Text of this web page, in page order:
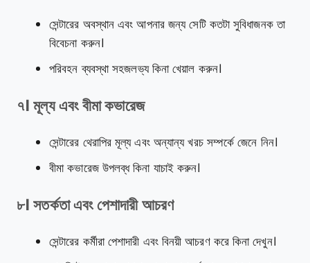
সেন্টারের অবস্থান এবং আপনার জন্য সেটি কতটা সুবিধাজনক তা
বিবেচনা করুন।
পরিবহন ব্যবস্থা সহজলভ্য কিনা খেয়াল করুন।
৭। মূল্য এবং বীমা কভারেজ
সেন্টারের থেরাপির মূল্য এবং অন্যান্য খরচ সম্পর্কে জেনে নিন।
বীমা কভারেজ উপলব্ধ কিনা যাচাই করুন।
৮। সতর্কতা এবং পেশাদারী আচরণ
সেন্টারের কর্মীরা পেশাদারী এবং বিনয়ী আচরণ করে কিনা দেখুন।